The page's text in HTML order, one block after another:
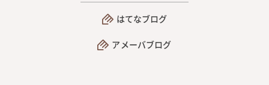
はてなブログ
アメーバブログ